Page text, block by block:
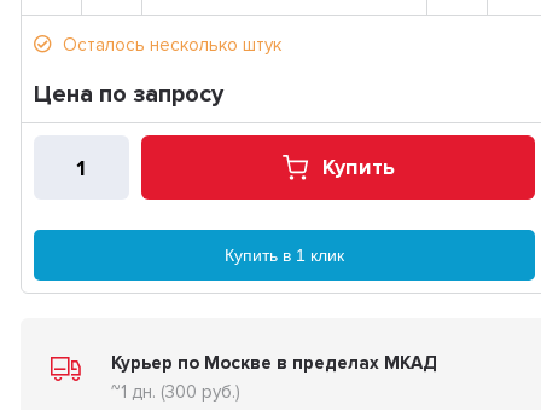
Осталось несколько штук
Цена по запросу
Купить
Купить в 1 клик
Курьер по Москве в пределах МКАД
~1 дн. (300 руб.)